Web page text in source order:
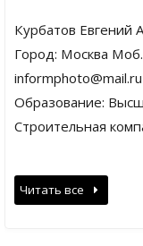
Курбатов Евгений
Город: Москва
Образование:
Строительная
Читать все